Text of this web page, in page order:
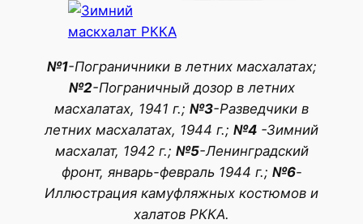
№1-Пограничники в летних масхалатах;
№2-Пограничный дозор в летних
масхалатах, 1941 г.; №3-Разведчики в
летних масхалатах, 1944 г.; №4 -Зимний
масхалат, 1942 г.; №5-Ленинградский
фронт, январь-февраль 1944 г.; №6-
Иллюстрация камуфляжных костюмов и
халатов РККА.